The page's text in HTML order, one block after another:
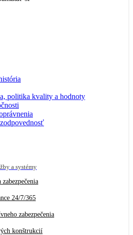
politika kvality a hodnoty
a systémy
24/7/365
zabezpečenia
konštrukcií